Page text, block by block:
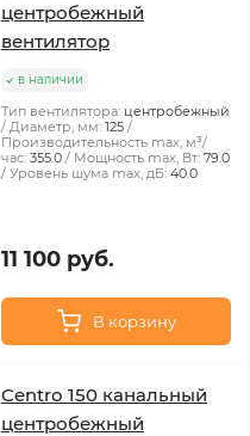
центробежный
вентилятор
в наличии
Тип вентилятора: центробежный
Диаметр, мм: 125
Производительность max, м³/
час: 355.0 Мощность max, Вт: 79.0
Уровень шума max, дБ: 40.0
11 100 руб.
В корзину
Centro 150 канальный
центробежный